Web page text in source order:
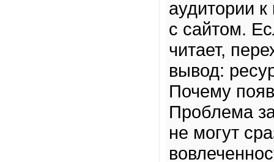
аудитории к
с сайтом.
читает,
вывод:
Почему
Проблема
не могут